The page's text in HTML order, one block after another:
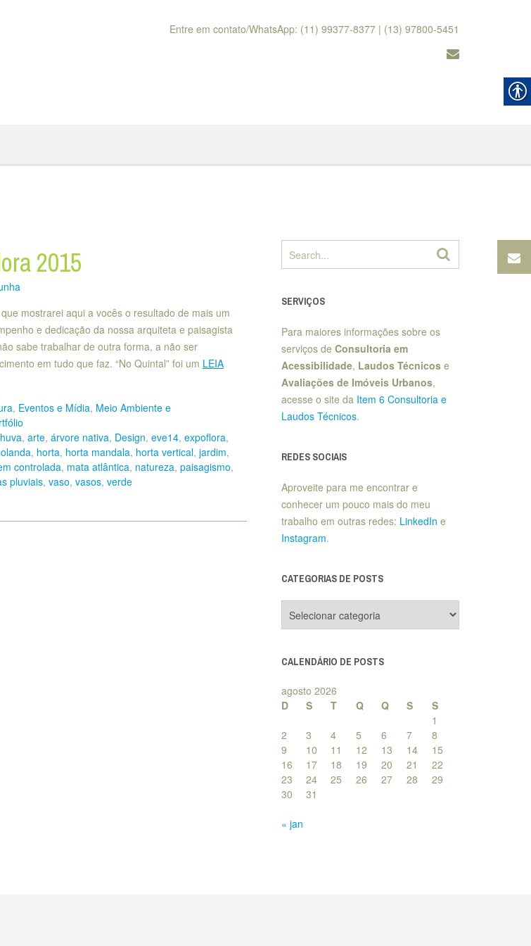
Entre em contato/WhatsApp: (11) 99377-8377 | (13) 97800-5451
2015
mostrarei aqui a vocês o resultado de mais um
e dedicação da nossa arquiteta e paisagista
sabe trabalhar de outra forma, a não ser
em tudo que faz. “No Quintal” foi um LEIA
, Eventos e Mídia, Meio Ambiente e
, arte, árvore nativa, Design, eve14, expoflora,
, horta, horta mandala, horta vertical, jardim,
controlada, mata atlântica, natureza, paisagismo,
pluviais, vaso, vasos, verde
SERVIÇOS
Para maiores informações sobre os
serviços de Consultoria em
Acessibilidade, Laudos Técnicose
Avaliações de Imóveis Urbanos,
acesse o site da Item 6 Consultoria e
Laudos Técnicos.
REDES SOCIAIS
Aproveite para me encontrar e
conhecer um pouco mais do meu
trabalho em outras redes: LinkedIn e
Instagram.
CATEGORIAS DE POSTS
de
CALENDÁRIO DE POSTS
agosto 2026
D
S T Q Q S
S
1
2
3 4 5 6 7
8
9
10 11 12 13 14
15
16
17 18 19 20 21
22
23
24 25 26 27 28
29
30
31
« jan